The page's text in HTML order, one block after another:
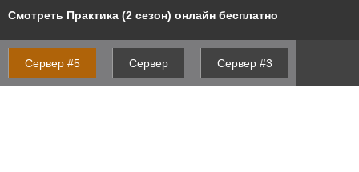
Смотреть Практика (2 сезон) онлайн бесплатно
Сервер #5 Сервер Сервер #3